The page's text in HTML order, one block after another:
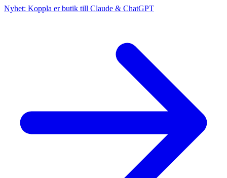
Nyhet: Koppla er butik till Claude & ChatGPT